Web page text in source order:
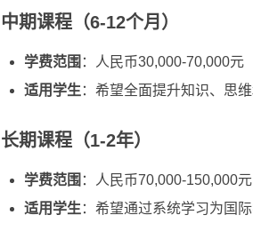
中期课程（6-12个月）
学费范围 ：人民币30,000-70,000元
适用学生 ：希望全面提升知识、思
长期课程（1-2年）
学费范围 ：人民币70,000-150,000元
适用学生 ：希望通过系统学习为国